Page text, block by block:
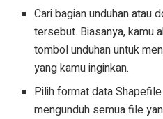
Cari bagian unduhan atau
tersebut. Biasanya, kamu
tombol unduhan untuk
yang kamu inginkan.
Pilih format data
mengunduh semua file